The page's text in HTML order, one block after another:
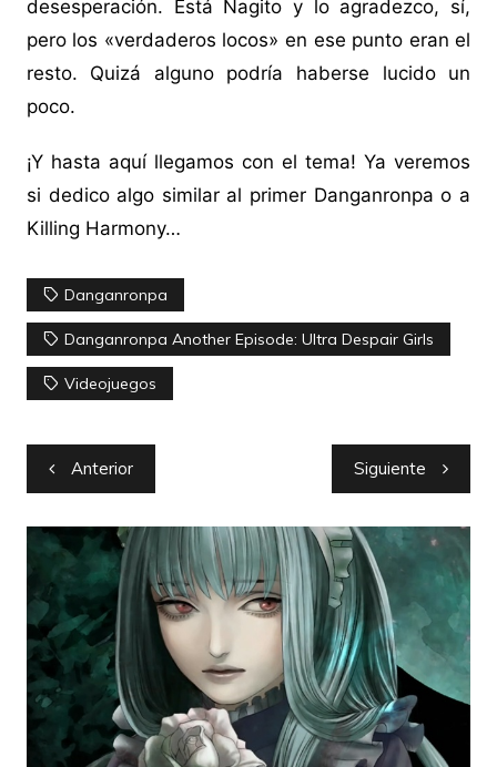
desesperación. Está Nagito y lo agradezco, sí,
pero los «verdaderos locos» en ese punto eran el
resto. Quizá alguno podría haberse lucido un
poco.
¡Y hasta aquí llegamos con el tema! Ya veremos
si dedico algo similar al primer Danganronpa o a
Killing Harmony…
Danganronpa
Danganronpa Another Episode: Ultra Despair Girls
Videojuegos
Navegación
de
entradas
Anterior Siguiente